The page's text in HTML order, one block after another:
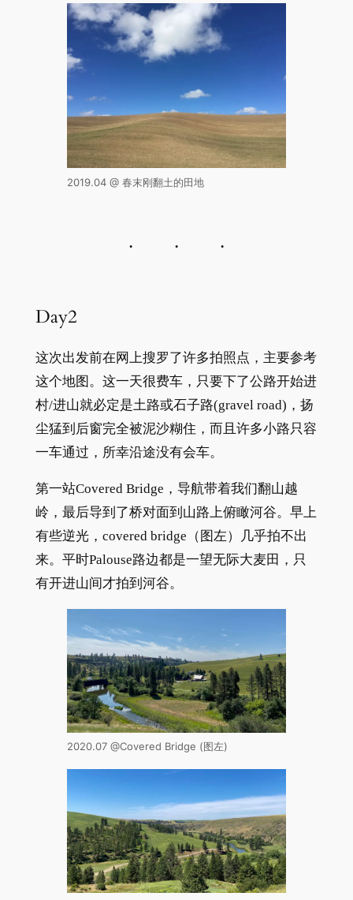
2019.04 @ 春末刚翻土的田地
Day2
这次出发前在网上搜罗了许多拍照点，主要参考
这个地图。这一天很费车，只要下了公路开始进
村/进山就必定是土路或石子路(gravel road)，扬
尘猛到后窗完全被泥沙糊住，而且许多小路只容
一车通过，所幸沿途没有会车。
第一站Covered Bridge，导航带着我们翻山越
岭，最后导到了桥对面到山路上俯瞰河谷。早上
有些逆光，covered bridge（图左）几乎拍不出
来。平时Palouse路边都是一望无际大麦田，只
有开进山间才拍到河谷。
2020.07 @Covered Bridge (图左)